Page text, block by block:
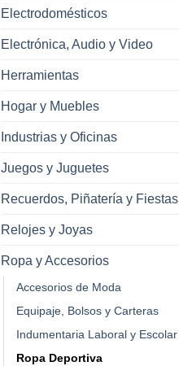
Electrodomésticos
Electrónica, Audio y Video
Herramientas
Hogar y Muebles
Industrias y Oficinas
Juegos y Juguetes
Recuerdos, Piñatería y Fiestas
Relojes y Joyas
Ropa y Accesorios
Accesorios de Moda
Equipaje, Bolsos y Carteras
Indumentaria Laboral y Escolar
Ropa Deportiva